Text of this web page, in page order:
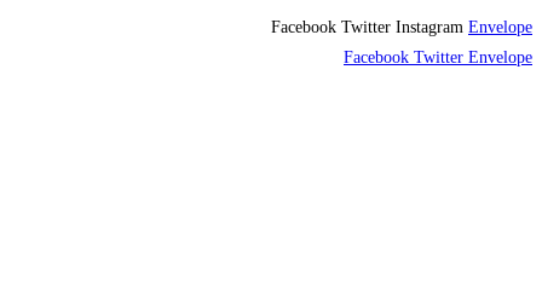
Facebook Twitter Instagram Envelope
Facebook Twitter Envelope